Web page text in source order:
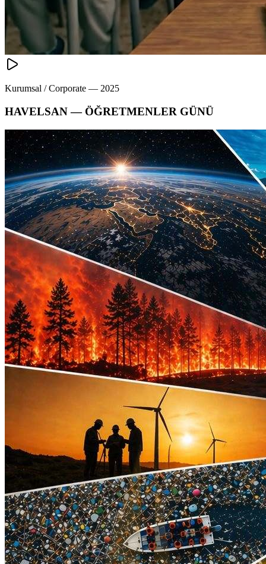
Kurumsal / Corporate — 2025
HAVELSAN — ÖĞRETMENLER GÜNÜ